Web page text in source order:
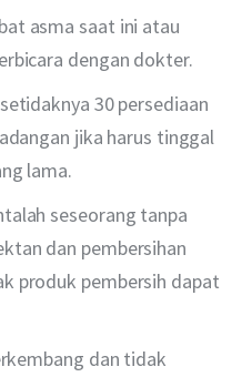
asma saat ini atau
dengan dokter.
30 persediaan
jika harus tinggal
lama.
seseorang tanpa
dan pembersihan
produk pembersih dapat
dan tidak